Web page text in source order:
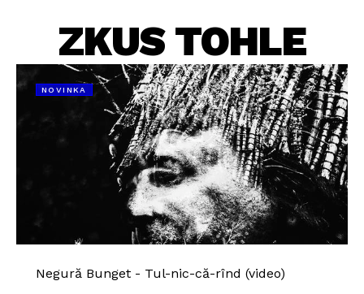
ZKUS TOHLE
NOVINKA
Negură Bunget - Tul-nic-că-rînd (video)